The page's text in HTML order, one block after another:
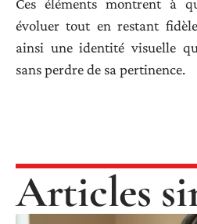
Ces éléments montrent à
évoluer tout en restant
ainsi une identité visuelle
sans perdre de sa pertinence.
Articles